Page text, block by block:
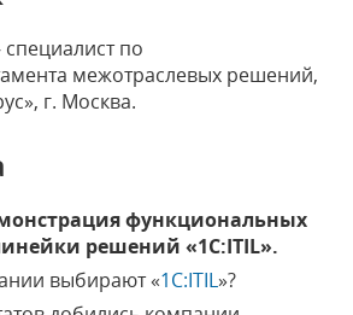
по
межотраслевых решений,
г. Москва.
функциональных
решений «1С:ITIL».
выбирают «1С:ITIL»?